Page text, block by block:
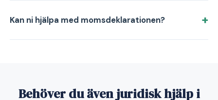
Kan ni hjälpa med momsdeklarationen?
Behöver du även juridisk hjälp i